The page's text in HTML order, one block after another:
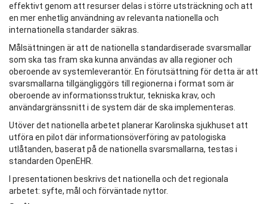
effektivt genom att resurser delas i större utsträckning och att
en mer enhetlig användning av relevanta nationella och
internationella standarder säkras.
Målsättningen är att de nationella standardiserade svarsmallar
som ska tas fram ska kunna användas av alla regioner och
oberoende av systemleverantör. En förutsättning för detta är att
svarsmallarna tillgängliggörs till regionerna i format som är
oberoende av informationsstruktur, tekniska krav, och
användargränssnitt i de system där de ska implementeras.
Utöver det nationella arbetet planerar Karolinska sjukhuset att
utföra en pilot där informationsöverföring av patologiska
utlåtanden, baserat på de nationella svarsmallarna, testas i
standarden OpenEHR.
I presentationen beskrivs det nationella och det regionala
arbetet: syfte, mål och förväntade nyttor.